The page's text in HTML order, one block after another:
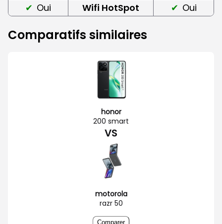
Oui
Wifi HotSpot Oui
Comparatifs similaires
honor
200 smart
VS
motorola
razr 50
Comparer